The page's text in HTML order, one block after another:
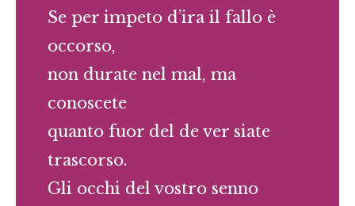
Se per impeto d’ira il fallo è
occorso,
non durate nel mal, ma
conoscete
quanto fuor del de ver siate
trascorso.
Gli occhi del vostro senno